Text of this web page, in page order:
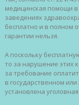
медицинская помощи
заведениях
бесплатно и в полном
гарантии нельзя.
А поскольку
то за нарушение этих
за требование
в государственном
установлена